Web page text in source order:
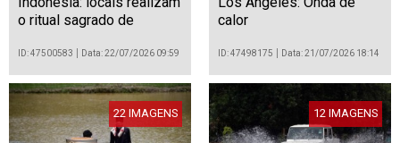
o ritual sagrado de
ID: 47500583 Data: 22/07/2026 09:59
calor
ID: 47498175 Data: 21/07/2026 18:14
22 IMAGENS 12 IMAGENS